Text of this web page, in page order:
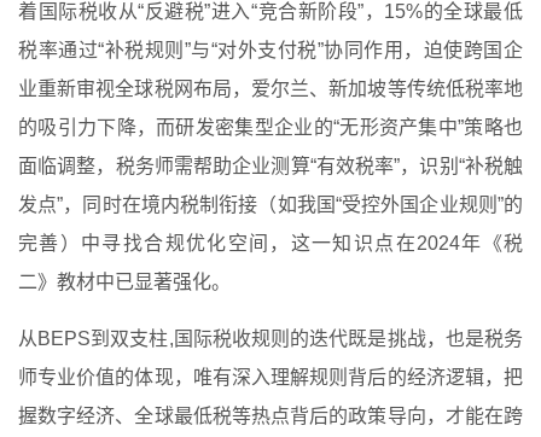
着国际税收从“反避税”进入“竞合新阶段”，15%的全球最低
税率通过“补税规则”与“对外支付税”协同作用，迫使跨国企
业重新审视全球税网布局，爱尔兰、新加坡等传统低税率地
的吸引力下降，而研发密集型企业的“无形资产集中”策略也
面临调整，税务师需帮助企业测算“有效税率”，识别“补税触
发点”，同时在境内税制衔接（如我国“受控外国企业规则”的
完善）中寻找合规优化空间，这一知识点在2024年《税
二》教材中已显著强化。
从BEPS到双支柱,国际税收规则的迭代既是挑战，也是税务
师专业价值的体现，唯有深入理解规则背后的经济逻辑，把
握数字经济、全球最低税等热点背后的政策导向，才能在跨